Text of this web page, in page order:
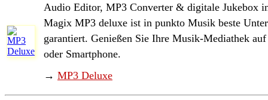
Audio Editor, MP3 Converter & digitale Jukebox
Magix MP3 deluxe ist in punkto Musik beste
garantiert. Genießen Sie Ihre Musik-Mediathek
oder Smartphone.
→ MP3 Deluxe